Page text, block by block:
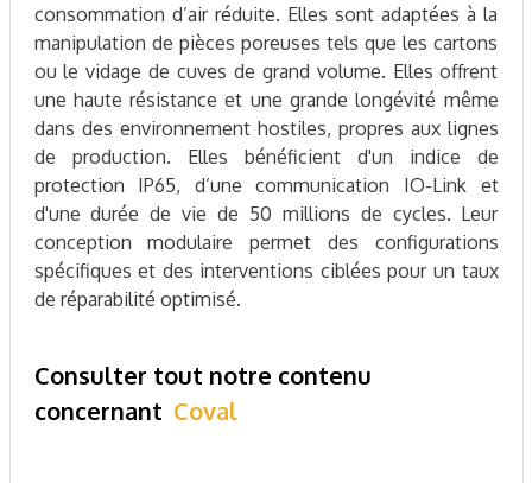
consommation d’air réduite. Elles sont adaptées à la
manipulation de pièces poreuses tels que les cartons
ou le vidage de cuves de grand volume. Elles offrent
une haute résistance et une grande longévité même
dans des environnement hostiles, propres aux lignes
de production. Elles bénéficient d'un indice de
protection IP65, d’une communication IO-Link et
d'une durée de vie de 50 millions de cycles. Leur
conception modulaire permet des configurations
spécifiques et des interventions ciblées pour un taux
de réparabilité optimisé.
Consulter tout notre contenu
concernant Coval